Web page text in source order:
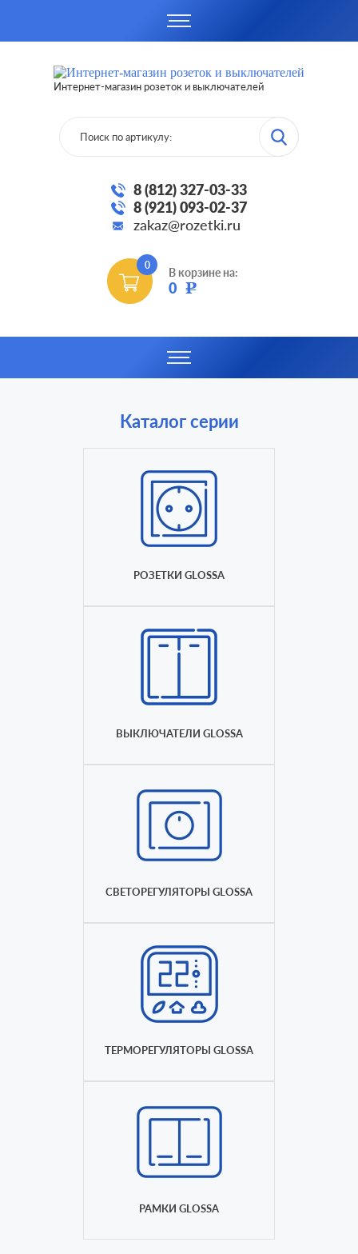
Интернет-магазин розеток и выключателей
8 (812) 327-03-33
8 (921) 093-02-37
zakaz@rozetki.ru
0
В корзине на:
0 Р
Каталог серии
РОЗЕТКИ GLOSSA
ВЫКЛЮЧАТЕЛИ GLOSSA
СВЕТОРЕГУЛЯТОРЫ GLOSSA
ТЕРМОРЕГУЛЯТОРЫ GLOSSA
РАМКИ GLOSSA